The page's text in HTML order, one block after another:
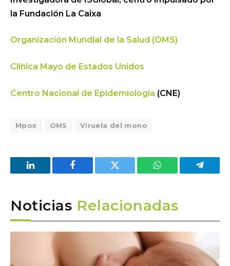
la Fundación La Caixa
Organización Mundial de la Salud (OMS)
Clínica Mayo de Estados Unidos
Centro Nacional de Epidemiología (CNE)
Mpox OMS Viruela del mono
LinkedIn Facebook Twitter WhatsApp
Noticias Relacionadas